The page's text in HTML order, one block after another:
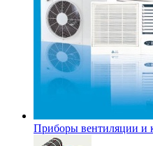
Приборы вентиляции и